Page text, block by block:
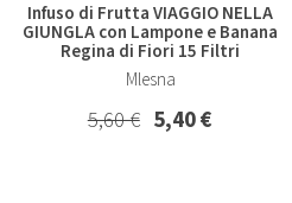
Infuso di Frutta VIAGGIO NELLA
GIUNGLA con Lampone e Banana
Regina di Fiori 15 Filtri
Mlesna
5,60 € 5,40 €